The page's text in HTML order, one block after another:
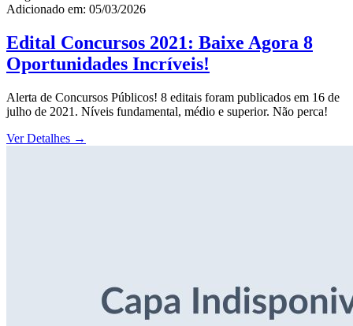
Adicionado em: 05/03/2026
Edital Concursos 2021: Baixe Agora 8
Oportunidades Incríveis!
Alerta de Concursos Públicos! 8 editais foram publicados em 16 de
julho de 2021. Níveis fundamental, médio e superior. Não perca!
Ver Detalhes →